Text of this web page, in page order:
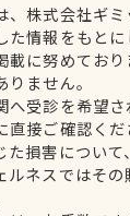
、株式会社ギ
情報をもとに
載に努めてお
ません。
へ受診を希望
接ご確認くだ
た損害について
ルネスではそ